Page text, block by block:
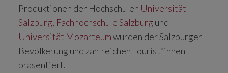
Produktionen der Hochschulen Universität
Salzburg, Fachhochschule Salzburg und
Universität Mozarteumwurden der Salzburger
Bevölkerung und zahlreichen Tourist*innen
präsentiert.